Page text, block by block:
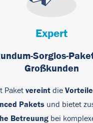
Expert
Sorglos-
Großkunden
Paket vereint die Vorteile
Pakets und bietet
Betreuung bei